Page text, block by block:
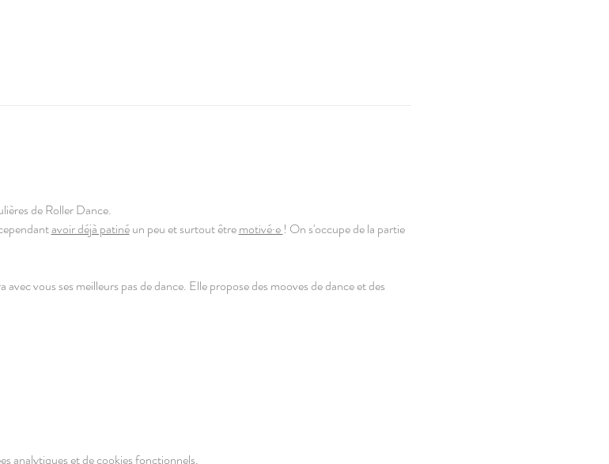
de Roller Dance.
avoir déjà patiné un peu et surtout être motivé·e ! On s'occupe de la partie
vous ses meilleurs pas de dance. Elle propose des mooves de dance et des
analytiques et de cookies fonctionnels.